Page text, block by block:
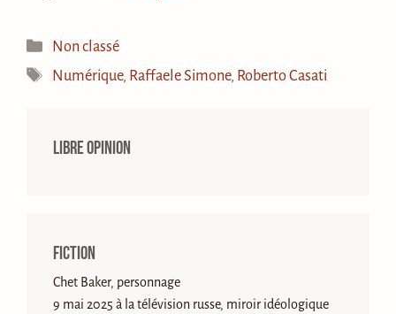
Catégories
Non classé
Étiquettes
Numérique, Raffaele Simone, Roberto Casati
Libre opinion
Fiction
Chet Baker, personnage
9 mai 2025 à la télévision russe, miroir idéologique